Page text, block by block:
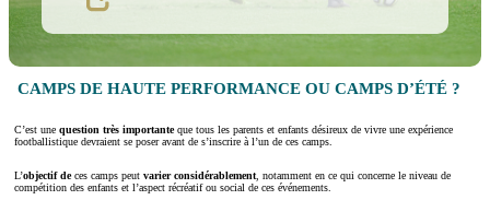
CAMPS DE HAUTE PERFORMANCE OU CAMPS D’ÉTÉ ?
C’est une question très importanteque tous les parents et enfants désireux de vivre une expérience
footballistique devraient se poser avant de s’inscrire à l’un de ces camps.
L’objectif deces camps peut varier considérablement , notamment en ce qui concerne le niveau de
compétition des enfants et l’aspect récréatif ou social de ces événements.